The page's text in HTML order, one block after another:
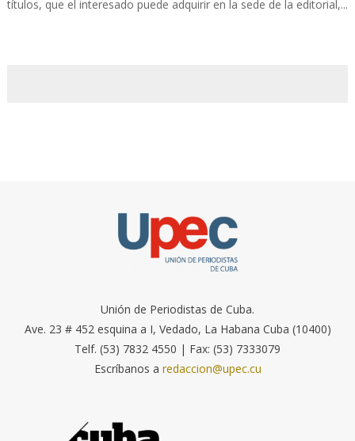
títulos, que el interesado puede adquirir en la sede de la editorial,...
Unión de Periodistas de Cuba.
Ave. 23 # 452 esquina a I, Vedado, La Habana Cuba (10400)
Telf. (53) 7832 4550 | Fax: (53) 7333079
Escríbanos a redaccion@upec.cu